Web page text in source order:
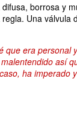
borrosa y
Una válvula
que era personal
así
ha imperado